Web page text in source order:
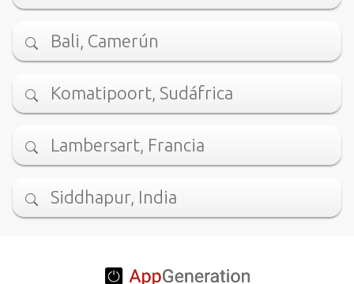
Bali, Camerún
Komatipoort, Sudáfrica
Lambersart, Francia
Siddhapur, India